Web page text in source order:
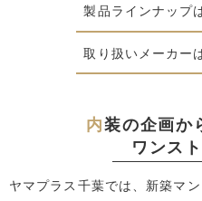
製品ラインナップ
取り扱いメーカー
内装の企画か
ワンス
ヤマプラス千葉では、新築マ